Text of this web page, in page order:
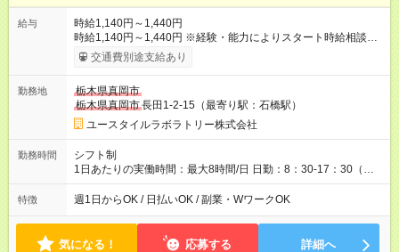
給与
時給1,140円～1,440円
時給1,140円～1,440円 ※経験・能力によりスタート時給相談
可・昇給可 ＜給与例＞ 週4日×6時間×1,140円＝約109,400円
【試用期間】試用期間あり 試用期間の長さ：3ヶ月 雇用形態、
交通費別途支給あり
勤務地
栃木県真岡市
栃木県真岡市長田1-2-15（最寄り駅：石橋駅）
ユースタイルラボラトリー株式会社
勤務時間
シフト制
1日あたりの実働時間：最大8時間/日 日勤：8：30-17：30（休
憩法定通り）
特徴 週1日からOK / 日払いOK / 副業・WワークOK
気になる！ 応募する 詳細へ